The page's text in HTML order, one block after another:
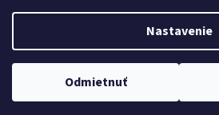
Nastavenie
Odmietnuť
Copyright 2026Zárubne a